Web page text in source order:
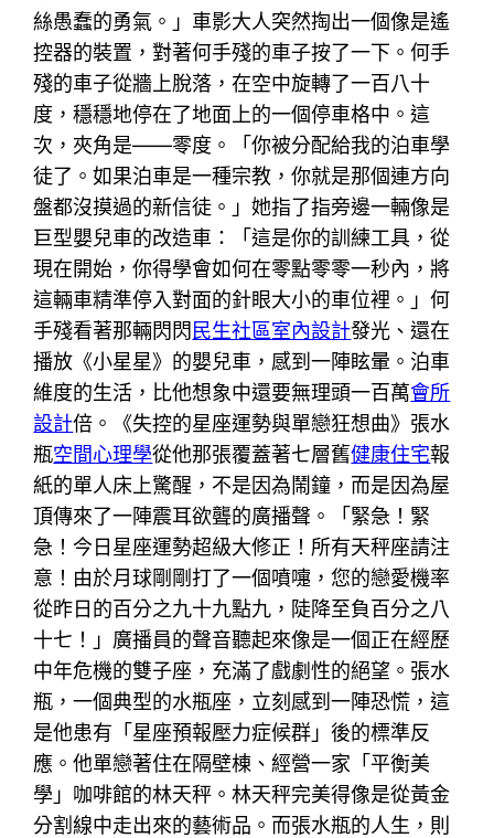
絲愚蠢的勇氣。」車影大人突然掏出一個像是遙
控器的裝置，對著何手殘的車子按了一下。何手
殘的車子從牆上脫落，在空中旋轉了一百八十
度，穩穩地停在了地面上的一個停車格中。這
次，夾角是——零度。「你被分配給我的泊車學
徒了。如果泊車是一種宗教，你就是那個連方向
盤都沒摸過的新信徒。」她指了指旁邊一輛像是
巨型嬰兒車的改造車：「這是你的訓練工具，從
現在開始，你得學會如何在零點零零一秒內，將
這輛車精準停入對面的針眼大小的車位裡。」何
手殘看著那輛閃閃 民生社區室內設計發光、還在
播放《小星星》的嬰兒車，感到一陣眩暈。泊車
維度的生活，比他想象中還要無理頭一百萬會所
設計倍。《失控的星座運勢與單戀狂想曲》張水
瓶空間心理學從他那張覆蓋著七層舊健康住宅報
紙的單人床上驚醒，不是因為鬧鐘，而是因為屋
頂傳來了一陣震耳欲聾的廣播聲。「緊急！緊
急！今日星座運勢超級大修正！所有天秤座請注
意！由於月球剛剛打了一個噴嚏，您的戀愛機率
從昨日的百分之九十九點九，陡降至負百分之八
十七！」廣播員的聲音聽起來像是一個正在經歷
中年危機的雙子座，充滿了戲劇性的絕望。張水
瓶，一個典型的水瓶座，立刻感到一陣恐慌，這
是他患有「星座預報壓力症候群」後的標準反
應。他單戀著住在隔壁棟、經營一家「平衡美
學」咖啡館的林天秤。林天秤完美得像是從黃金
分割線中走出來的藝術品。而張水瓶的人生，則